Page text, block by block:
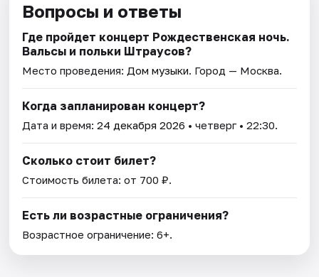
Вопросы и ответы
Где пройдет концерт Рождественская ночь.
Вальсы и польки Штраусов?
Место проведения: Дом музыки. Город — Москва.
Когда запланирован концерт?
Дата и время:24 декабря 2026 • четверг • 22:30.
Сколько стоит билет?
Стоимость билета: от 700 ₽.
Есть ли возрастные ограничения?
Возрастное ограничение: 6+.